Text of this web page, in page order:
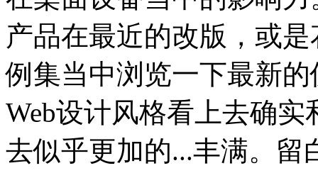
产品在最近的改版，或
例集当中浏览一下最新
Web设计风格看上去确
去似乎更加的...丰满。留